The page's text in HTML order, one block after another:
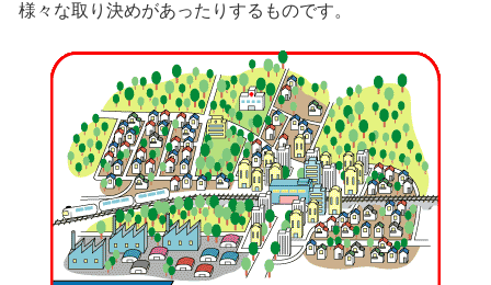
様々な取り決めがあったりするものです。